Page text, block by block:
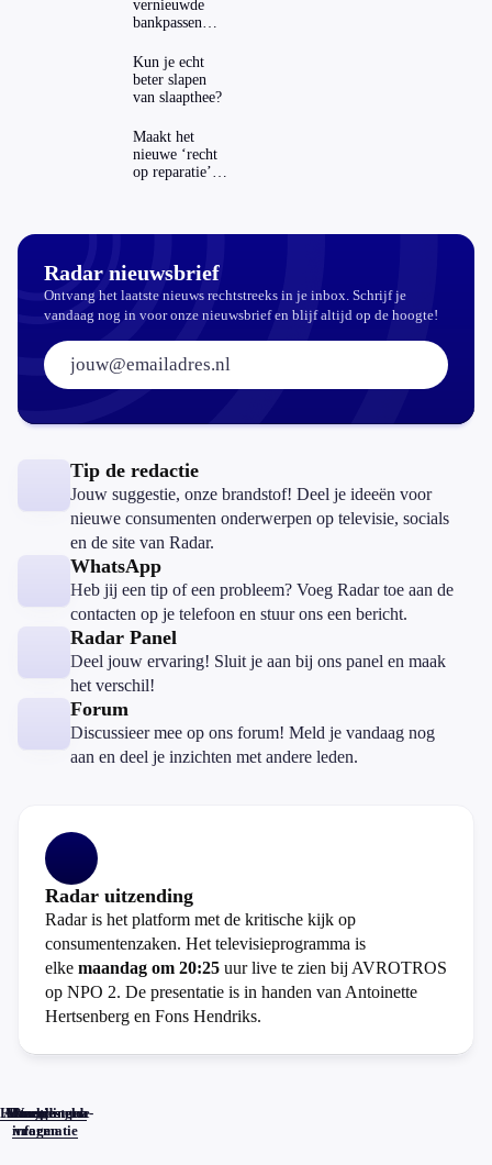
vernieuwde
bankpassen
ING-app: is dat
wel veilig?
Kun je echt
beter slapen
van slaapthee?
Maakt het
nieuwe ‘recht
op reparatie’
Radar nieuwsbrief
Ontvang het laatste nieuws rechtstreeks in je inbox. Schrijf je
vandaag nog in voor onze nieuwsbrief en blijf altijd op de hoogte!
E-mailadres:
Tip de redactie
Jouw suggestie, onze brandstof! Deel je ideeën voor
nieuwe consumenten onderwerpen op televisie, socials
en de site van Radar.
WhatsApp
Heb jij een tip of een probleem? Voeg Radar toe aan de
contacten op je telefoon en stuur ons een bericht.
Radar Panel
Deel jouw ervaring! Sluit je aan bij ons panel en maak
het verschil!
Forum
Discussieer mee op ons forum! Meld je vandaag nog
aan en deel je inzichten met andere leden.
Radar uitzending
Radar is het platform met de kritische kijk op
consumentenzaken. Het televisieprogramma is
elke maandag om 20:25 uur live te zien bij AVROTROS
op NPO 2. De presentatie is in handen van Antoinette
Hertsenberg en Fons Hendriks.
Home
Actueel
Uitzendingen
Reacties
Programma-
informatie
Veelgestelde
vragen